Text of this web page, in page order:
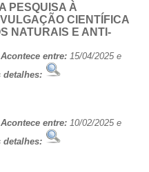
PESQUISA À
CIENTÍFICA
NATURAIS E ANTI-
Acontece entre: 15/04/2025 e
detalhes:
Acontece entre: 10/02/2025 e
detalhes: